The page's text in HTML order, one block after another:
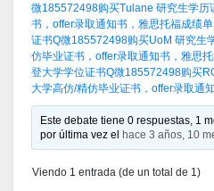
微185572498购买Tulane 研究生学历
书，offer录取通知书，雅思托福成绩单
证书Q微185572498购买UoM 研究生
仿毕业证书，offer录取通知书，雅思
登大学学位证书Q微185572498购买
大学高仿/精仿毕业证书，offer录取通
Este debate tiene 0 respuestas, 1
por última vez el
hace 3 años, 10
Viendo 1 entrada (de un total de 1)